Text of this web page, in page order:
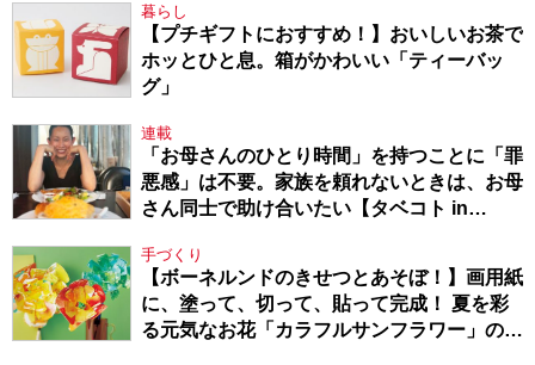
暮らし
【プチギフトにおすすめ！】おいしいお茶で
ホッとひと息。箱がかわいい「ティーバッ
グ」
連載
「お母さんのひとり時間」を持つことに「罪
悪感」は不要。家族を頼れないときは、お母
さん同士で助け合いたい【タベコト in
手づくり
【ボーネルンドのきせつとあそぼ！】画用紙
に、塗って、切って、貼って完成！ 夏を彩
る元気なお花「カラフルサンフラワー」の作